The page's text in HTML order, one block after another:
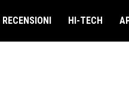
RECENSIONI HI-TECH